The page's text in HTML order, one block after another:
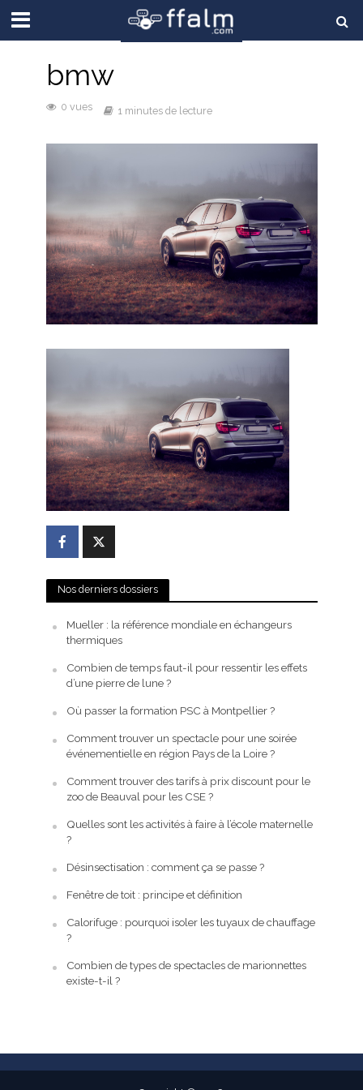
bmw
0 vues 1 minutes de lecture
Nos derniers dossiers
Mueller : la référence mondiale en échangeurs
thermiques
Combien de temps faut-il pour ressentir les effets
d’une pierre de lune ?
Où passer la formation PSC à Montpellier ?
Comment trouver un spectacle pour une soirée
événementielle en région Pays de la Loire ?
Comment trouver des tarifs à prix discount pour le
zoo de Beauval pour les CSE ?
Quelles sont les activités à faire à l’école maternelle
?
Désinsectisation : comment ça se passe ?
Fenêtre de toit : principe et définition
Calorifuge : pourquoi isoler les tuyaux de chauffage
?
Combien de types de spectacles de marionnettes
existe-t-il ?